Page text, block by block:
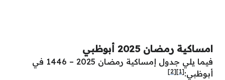
امساكية رمضان 2025 أبوظبي
فيما يلي جدول إمساكية رمضان 2025 – 1446 في
أبوظبي:[1]
[2]